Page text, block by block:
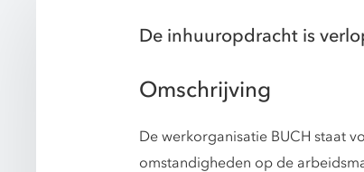
De inhuuropdracht is
Omschrijving
De werkorganisatie BUCH staat
omstandigheden op de